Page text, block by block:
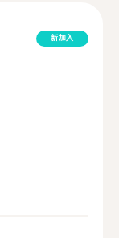
新加入